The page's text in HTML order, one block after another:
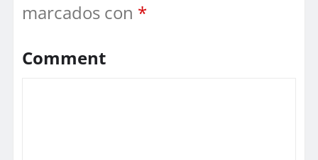
marcados con *
Comment